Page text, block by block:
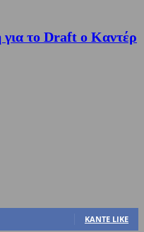
το Draft ο Καντέρ
ΚΆΝΤΕ LIKE